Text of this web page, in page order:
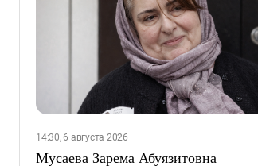
14:30, 6 августа 2026
Мусаева Зарема Абуязитовна